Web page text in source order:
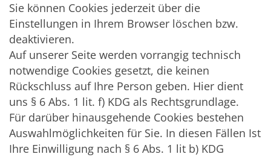
Sie können Cookies jederzeit über die
Einstellungen in Ihrem Browser löschen bzw.
deaktivieren.
Auf unserer Seite werden vorrangig technisch
notwendige Cookies gesetzt, die keinen
Rückschluss auf Ihre Person geben. Hier dient
uns § 6 Abs. 1 lit. f) KDG als Rechtsgrundlage.
Für darüber hinausgehende Cookies bestehen
Auswahlmöglichkeiten für Sie. In diesen Fällen Ist
Ihre Einwilligung nach § 6 Abs. 1 lit b) KDG